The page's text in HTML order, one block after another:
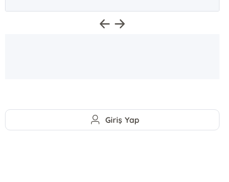
Giriş Yap